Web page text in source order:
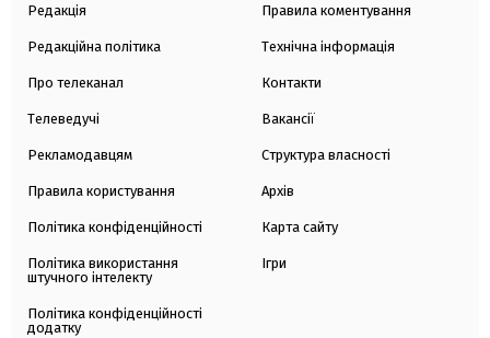
Редакція
Редакційна політика
Про телеканал
Телеведучі
Рекламодавцям
Правила користування
Політика конфіденційності
Політика використання
штучного інтелекту
Політика конфіденційності
додатку
Правила коментування
Технічна інформація
Контакти
Вакансії
Структура власності
Архів
Карта сайту
Ігри